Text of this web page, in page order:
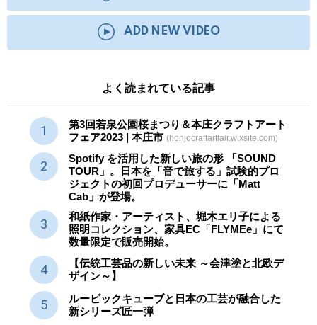
ADD NEW VIDEO
よく読まれている記事
第3回若泉公園桜まつり＆本庄クラフトアート
フェア2023 | 本庄市 (honjocraftartfair.wixsite.com)
Spotify を活用した新しい旅の形 「SOUND
TOUR」。日本を「音で旅する」試験的プロ
ジェクトの初回プロデューサーに「Matt
Cab」が登場。
和紙作家・アーティスト、堀木エリ子による
照明コレクション、家具EC「FLYMEe」にて
数量限定で販売開始。
【伝統工芸品の新しい未来 ～会津塗と北欧デ
ザイン～】
ルービックキューブと日本の工芸が融合した
新シリーズ匠一弾